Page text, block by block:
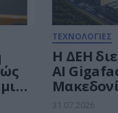
ΤΕΧΝΟΛΟΓΙΕΣ
Η ΔΕΗ
AI
31.07.2026